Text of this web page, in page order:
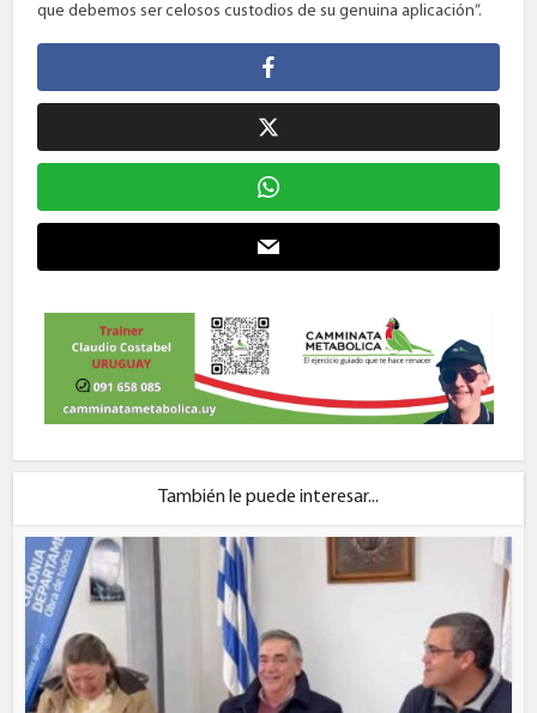
que debemos ser celosos custodios de su genuina aplicación”.
También le puede interesar...